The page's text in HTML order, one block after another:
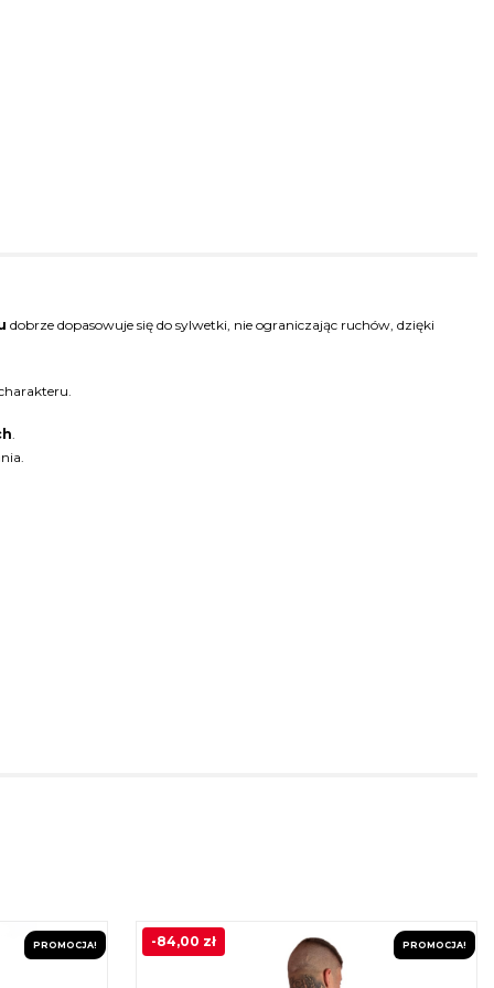
dobrze dopasowuje się do sylwetki, nie ograniczając ruchów, dzięki
.
PROMOCJA! PROMOCJA!
-84,00 zł